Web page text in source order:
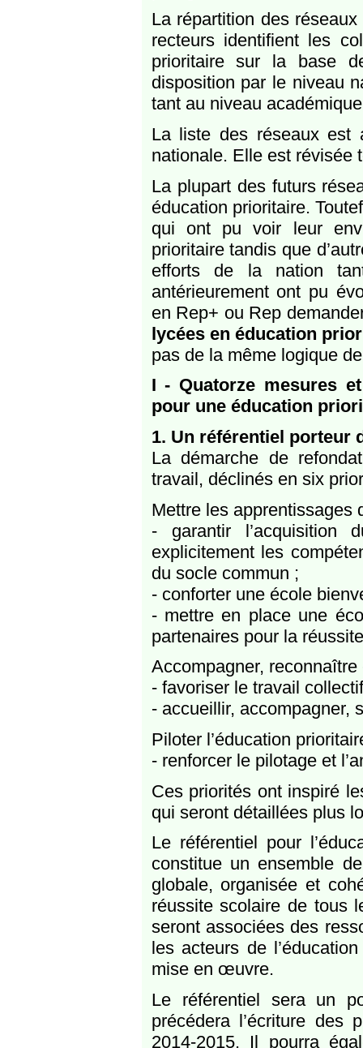
La répartition des
recteurs identifient les
prioritaire sur la base
disposition par le niveau
tant au niveau
La liste des réseaux est
nationale. Elle est révisée
La plupart des futurs
éducation prioritaire.
qui ont pu voir leur
prioritaire tandis que
efforts de la nation
antérieurement ont pu
en Rep+ ou Rep
lycées en éducation
pas de la même logique
I - Quatorze mesures
pour une éducation
1. Un référentiel porteur
La démarche de
travail, déclinés en six
Mettre les apprentissages
- garantir
explicitement les
du socle commun ;
- conforter une école
- mettre en place une
partenaires pour la
Accompagner,
- favoriser le travail
- accueillir, accompagner,
Piloter l’éducation
- renforcer le pilotage et
Ces priorités ont inspiré
qui seront détaillées plus
Le référentiel pour
constitue un ensemble
globale, organisée et
réussite scolaire de tous
seront associées des
les acteurs de
mise en œuvre.
Le référentiel sera un
précédera l’écriture des
2014-2015. Il pourra